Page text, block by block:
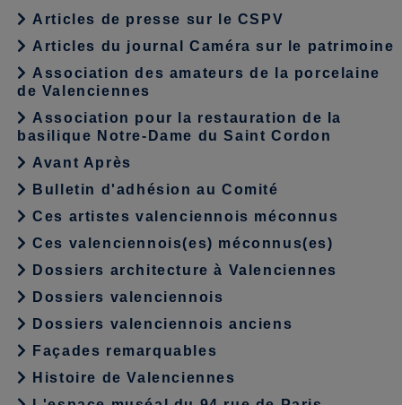
Articles de presse sur le CSPV
Articles du journal Caméra sur le patrimoine
Association des amateurs de la porcelaine
de Valenciennes
Association pour la restauration de la
basilique Notre-Dame du Saint Cordon
Avant Après
Bulletin d'adhésion au Comité
Ces artistes valenciennois méconnus
Ces valenciennois(es) méconnus(es)
Dossiers architecture à Valenciennes
Dossiers valenciennois
Dossiers valenciennois anciens
Façades remarquables
Histoire de Valenciennes